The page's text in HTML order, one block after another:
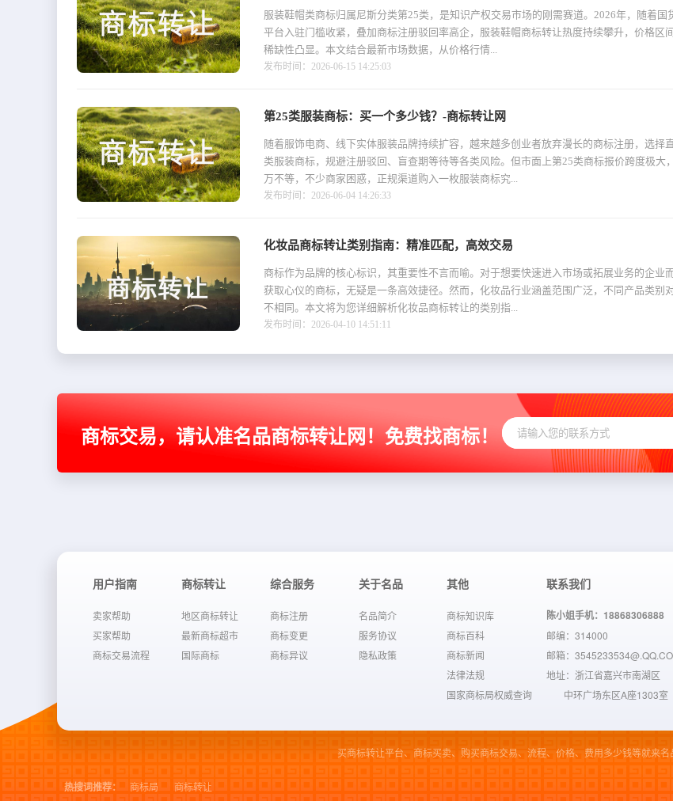
服装鞋帽类商标归属尼斯分类第25类，是知识产权交易市场的刚需赛道。2026年，随着国
平台入驻门槛收紧，叠加商标注册驳回率高企，服装鞋帽商标转让热度持续攀升，价格区
稀缺性凸显。本文结合最新市场数据，从价格行情...
发布时间：2026-06-15 14:25:03
第25类服装商标：买一个多少钱？-商标转让网
随着服饰电商、线下实体服装品牌持续扩容，越来越多创业者放弃漫长的商标注册，选择
类服装商标，规避注册驳回、盲查期等待等各类风险。但市面上第25类商标报价跨度极大
万不等，不少商家困惑，正规渠道购入一枚服装商标究...
发布时间：2026-06-04 14:26:33
化妆品商标转让类别指南：精准匹配，高效交易
商标作为品牌的核心标识，其重要性不言而喻。对于想要快速进入市场或拓展业务的企业
获取心仪的商标，无疑是一条高效捷径。然而，化妆品行业涵盖范围广泛，不同产品类别
不相同。本文将为您详细解析化妆品商标转让的类别指...
发布时间：2026-04-10 14:51:11
商标交易，请认准名品商标转让网！免费找商标！
用户指南
卖家帮助
买家帮助
商标交易流程
商标转让
地区商标转让
最新商标超市
国际商标
综合服务
商标注册
商标变更
商标异议
关于名品
名品简介
服务协议
隐私政策
其他
商标知识库
商标百科
商标新闻
法律法规
国家商标局权威查询
联系我们
陈小姐手机：18868306888
邮编：314000
邮箱：
地址：浙江省嘉兴市南湖区
中环广场东区A座1303室
买商标转让平台、商标买卖、购买商标交易、流程、价格、费用多少钱等就来名
热搜词推荐： 商标局 商标转让